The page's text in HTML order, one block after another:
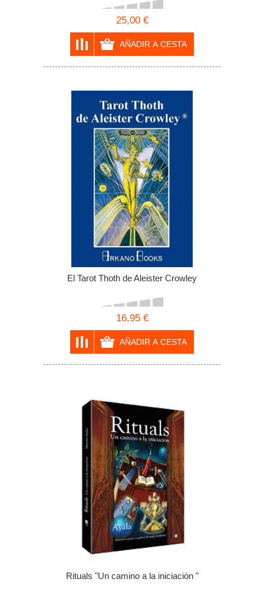
25,00 €
El Tarot Thoth de Aleister Crowley
16,95 €
Rituals "Un camino a la iniciación "